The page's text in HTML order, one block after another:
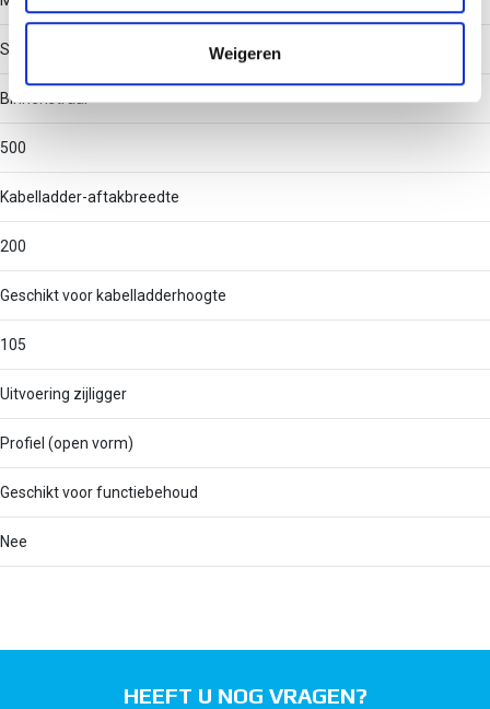
informatie die u aan ze heeft verstrekt of die ze hebben
verzameld op basis van uw gebruik van hun services.
Weigeren
Staal
Binnenstraal
500
Kabelladder-aftakbreedte
200
Geschikt voor kabelladderhoogte
105
Uitvoering zijligger
Profiel (open vorm)
Geschikt voor functiebehoud
Nee
HEEFT U NOG VRAGEN?